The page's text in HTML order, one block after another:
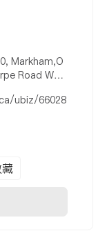
Markham,O
Road Wes
ubiz/66028